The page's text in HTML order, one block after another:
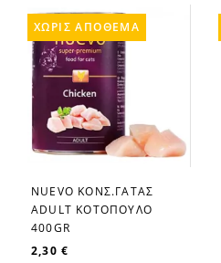
favorite_border
NUEVO ΚΟΝΣ.ΓΑΤΑΣ
ADULT ΚΟΤΟΠΟΥΛΟ
400GR
2,30 €
ΧΩΡΊΣ ΑΠΌΘΕΜΑ